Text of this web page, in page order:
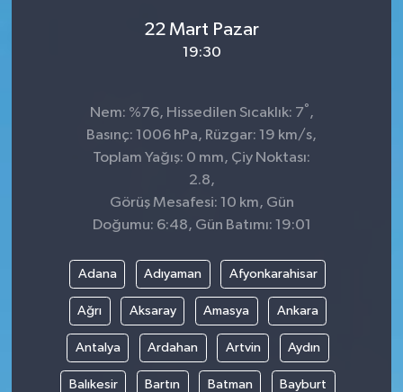
22 Mart Pazar
19:30
Nem: %76, Hissedilen Sıcaklık: 7° ,
Basınç: 1006 hPa, Rüzgar: 19 km/s,
Toplam Yağış: 0 mm, Çiy Noktası:
2.8,
Görüş Mesafesi: 10 km, Gün
Doğumu: 6:48, Gün Batımı: 19:01
Adana Adıyaman Afyonkarahisar
Ağrı Aksaray Amasya Ankara
Antalya Ardahan Artvin Aydın
Balıkesir Bartın Batman Bayburt